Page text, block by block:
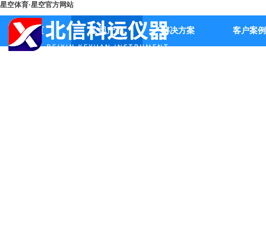
星空体育·星空官方网站
首页 公司产品 解决方案 客户案例